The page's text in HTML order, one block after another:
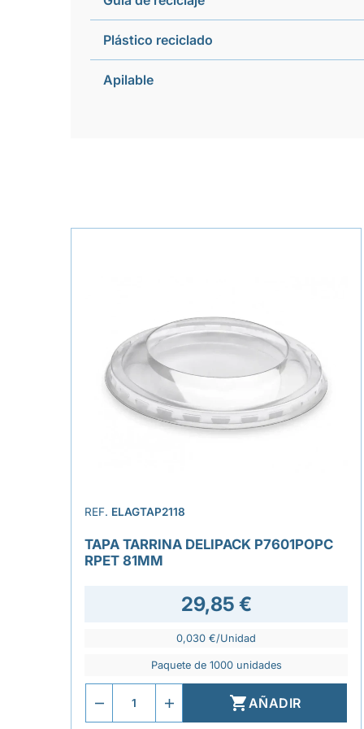
Plástico reciclado
Apilable
REF. ELAGTAP2118
TAPA TARRINA DELIPACK P7601POPC
RPET 81MM
29,85 €
0,030 €/Unidad
Paquete de 1000 unidades
AÑADIR